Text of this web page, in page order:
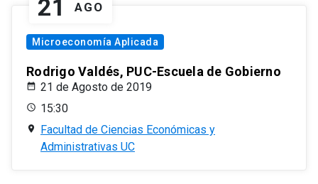
21 AGO
Microeconomía Aplicada
Rodrigo Valdés, PUC-Escuela de Gobierno
21 de Agosto de 2019
15:30
Facultad de Ciencias Económicas y
Administrativas UC